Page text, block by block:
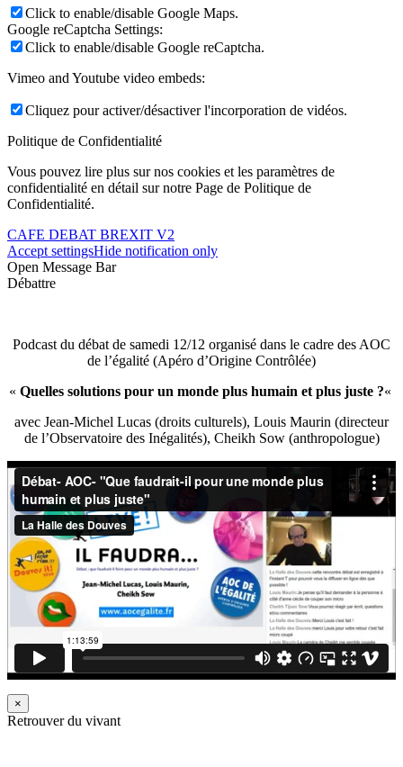
Click to enable/disable Google Maps.
Google reCaptcha Settings:
Click to enable/disable Google reCaptcha.
Vimeo and Youtube video embeds:
Cliquez pour activer/désactiver l'incorporation de vidéos.
Politique de Confidentialité
Vous pouvez lire plus sur nos cookies et les paramètres de
confidentialité en détail sur notre Page de Politique de
Confidentialité.
CAFE DEBAT BREXIT V2
Accept settingsHide notification only
Open Message Bar
Débattre
Podcast du débat de samedi 12/12 organisé dans le cadre des AOC
de l’égalité (Apéro d’Origine Contrôlée)
« Quelles solutions pour un monde plus humain et plus juste ?«
avec Jean-Michel Lucas (droits culturels), Louis Maurin (directeur
de l’Observatoire des Inégalités), Cheikh Sow (anthropologue)
×
Retrouver du vivant